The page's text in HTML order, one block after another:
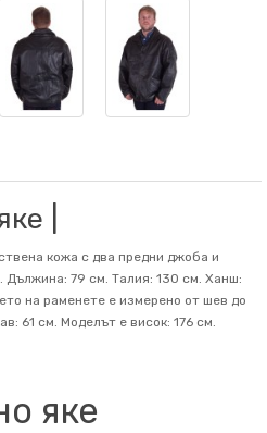
|
кожа с два предни джоба и
Дължина: 79 см. Талия: 130 см. Ханш:
на раменете е измерено от шев до
61 см. Mоделът е висок: 176 см.
яке